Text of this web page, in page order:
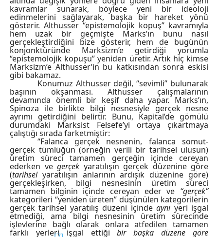
kavramlar sunarak, böylece yeni bir ideoloji
edinmelerini sağlayarak, başka bir hareket yönü
gösterir. Althusser “epistemolojik kopuş” kavramıyla
hem uzak bir geçmişte Marks’ın bunu nasıl
gerçekleştirdiğini bize gösterir, hem de bugünün
konjonktüründe Marksizm’e getirdiği yorumla
“epistemolojik kopuşu” yeniden üretir. Artık hiç kimse
Marksizm’e Althusser’in bu katkısından sonra eskisi
gibi bakamaz.
Konumuz Althusser değil, “sevimli” bulunarak
başının okşanması. Althusser çalışmalarının
devamında önemli bir keşif daha yapar. Marks’ın,
Spinoza ile birlikte bilgi nesnesiyle gerçek nesne
ayrımı getirdiğini belirtir. Bunu, Kapital’de gömülü
durumdaki Marksist Felsefe’yi ortaya çıkartmaya
çalıştığı sırada farketmiştir:
“Falanca gerçek nesnenin, falanca somut-
gerçek tümlüğün (örneğin verili bir tarihsel ulusun)
üretim süreci tamamen gerçeğin içinde cereyan
ederken ve gerçek yaratılışın gerçek düzenine göre
(tarihselyaratılışın anlarının ardışık düzenine göre)
gerçekleşirken, bilgi nesnesinin üretim süreci
tamamen bilginin içinde cereyan eder ve “gerçek”
kategorileri “yeniden üreten” düşünülen kategorilerin
gerçek tarihsel yaratılış düzeni içindeaynı yeri işgal
etmediği, ama bilgi nesnesinin üretim sürecinde
işlevlerine bağlı olarak onlara atfedilen tamamen
farklı yerleri işgal ettiğibir başka düzene göre